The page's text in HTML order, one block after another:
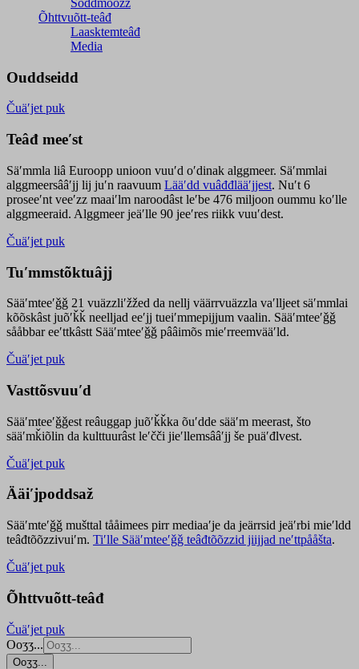
Šõddmõõžž
Õhttvuõtt-teâđ
Laasktemteâđ
Media
Ouddseidd
Čuäʹjet puk
Teâđ meeʹst
Säʹmmla liâ Euroopp unioon vuuʹd oʹdinak alggmeer. Säʹmmlai
alggmeersââʹjj lij juʹn raavuum Lääʹdd vuâđđlääʹjjest. Nuʹt 6
proseeʹnt veeʹzz maaiʹlm naroodâst leʹbe 476 miljoon oummu koʹlle
alggmeeraid. Alggmeer jeäʹlle 90 jeeʹres riikk vuuʹdest.
Čuäʹjet puk
Tuʹmmstõktuâjj
Sääʹmteeʹǧǧ 21 vuäzzliʹžžed da nellj väärrvuäzzla vaʹlljeet säʹmmlai
kõõskâst juõʹǩǩ neelljad eeʹjj tueiʹmmepijjum vaalin. Sääʹmteeʹǧǧ
sååbbar eeʹttkâstt Sääʹmteeʹǧǧ pââimõs mieʹrreemvääʹld.
Čuäʹjet puk
Vasttõsvuuʹd
Sääʹmteeʹǧǧest reâuggap juõʹǩǩka õuʹdde sääʹm meerast, što
sääʹmǩiõlin da kulttuurâst leʹčči jieʹllemsââʹjj še puäʹđlvest.
Čuäʹjet puk
Ääiʹjpoddsaž
Sääʹmteʹǧǧ mušttal tååimees pirr mediaaʹje da jeärrsid jeäʹrbi mieʹldd
teâđtõõzzivuiʹm. Tiʹlle Sääʹmteeʹǧǧ teâđtõõzzid jiijjad neʹttpååšta.
Čuäʹjet puk
Õhttvuõtt-teâđ
Čuäʹjet puk
Ooʒʒ...
Ooʒʒ...